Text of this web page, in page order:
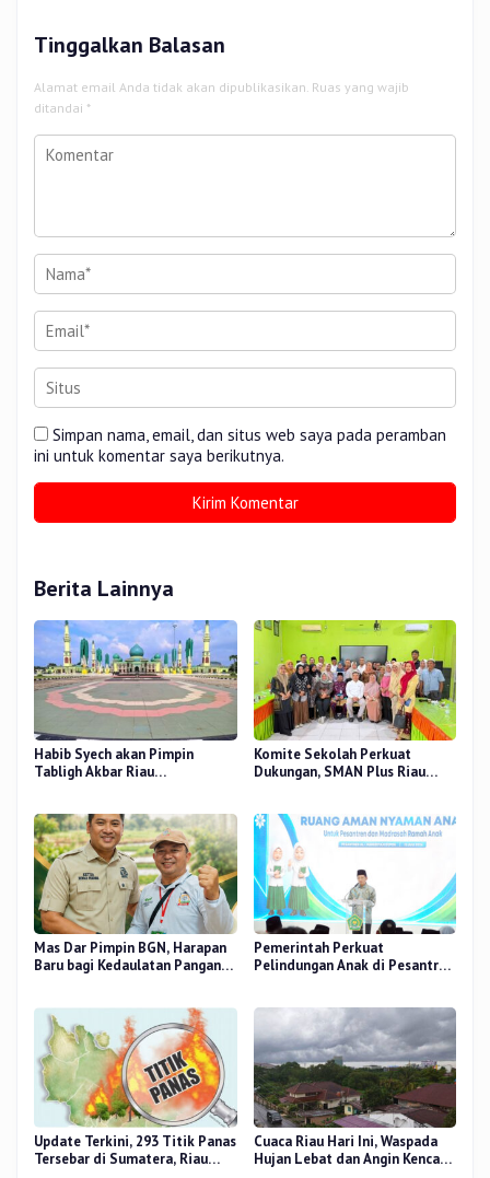
Tinggalkan Balasan
Alamat email Anda tidak akan dipublikasikan. Ruas yang wajib
ditandai *
Simpan nama, email, dan situs web saya pada peramban
ini untuk komentar saya berikutnya.
Berita Lainnya
Habib Syech akan Pimpin
Tabligh Akbar Riau
Komite Sekolah Perkuat
Dukungan, SMAN Plus Riau
Mas Dar Pimpin BGN, Harapan
Baru bagi Kedaulatan Pangan
Pemerintah Perkuat
Pelindungan Anak di Pesantren
Update Terkini, 293 Titik Panas
Tersebar di Sumatera, Riau
Cuaca Riau Hari Ini, Waspada
Hujan Lebat dan Angin Kencang